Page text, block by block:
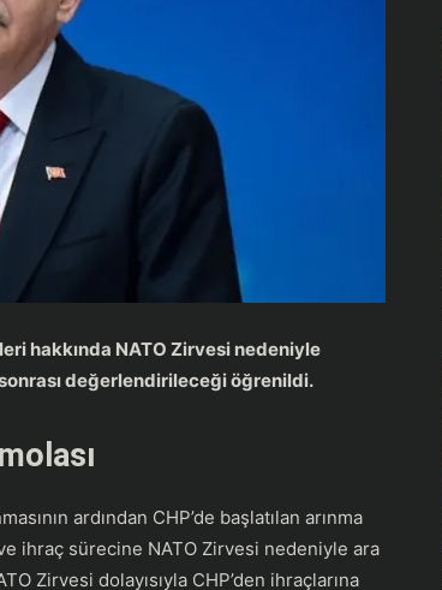
hakkında NATO Zirvesi nedeniyle
değerlendirileceği öğrenildi.
ardından CHP’de başlatılan arınma
ihraç sürecine NATO Zirvesi nedeniyle ara
Zirvesi dolayısıyla CHP’den ihraçlarına